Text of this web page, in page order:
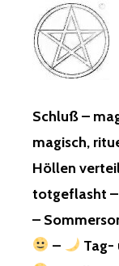
Schluß –
magisch,
Höllen
totgeflasht
–
–
Tag-